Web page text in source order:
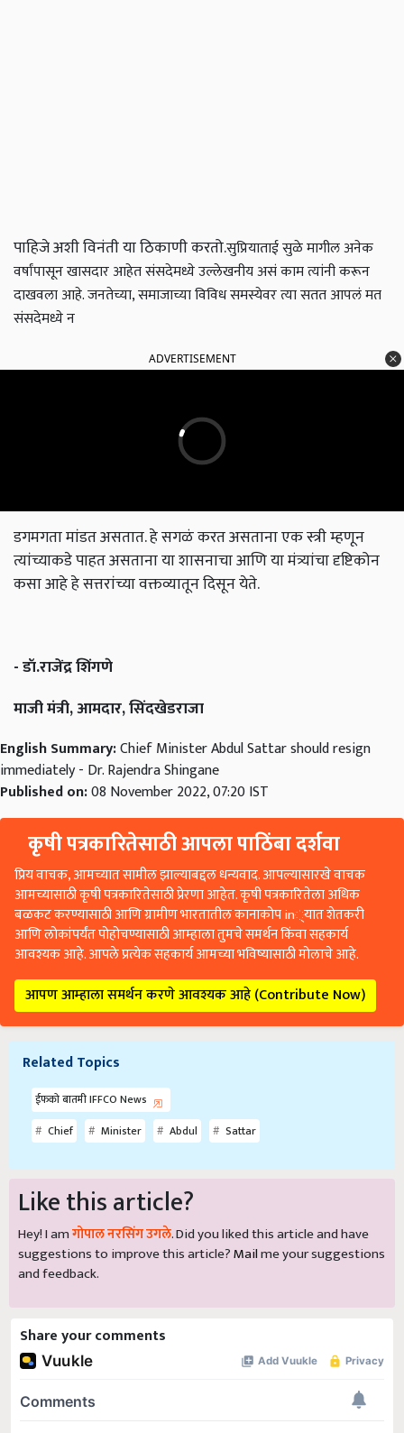
पाहिजे अशी विनंती या ठिकाणी करतो.सुप्रियाताई सुळे मागील अनेक
वर्षांपासून खासदार आहेत संसदेमध्ये उल्लेखनीय असं काम त्यांनी करून
दाखवला आहे. जनतेच्या, समाजाच्या विविध समस्येवर त्या सतत आपलं मत
संसदेमध्ये न
ADVERTISEMENT
डगमगता मांडत असतात. हे सगळं करत असताना एक स्त्री म्हणून
त्यांच्याकडे पाहत असताना या शासनाचा आणि या मंत्र्यांचा दृष्टिकोन
कसा आहे हे सत्तरांच्या वक्तव्यातून दिसून येते.
- डॉ.राजेंद्र शिंगणे
माजी मंत्री, आमदार, सिंदखेडराजा
English Summary:Chief Minister Abdul Sattar should resign
immediately - Dr. Rajendra Shingane
Published on:08 November 2022, 07:20 IST
कृषी पत्रकारितेसाठी आपला पाठिंबा दर्शवा
प्रिय वाचक, आमच्यात सामील झाल्याबद्दल धन्यवाद. आपल्यासारखे वाचक
आमच्यासाठी कृषी पत्रकारितेसाठी प्रेरणा आहेत. कृषी पत्रकारितेला अधिक
बळकट करण्यासाठी आणि ग्रामीण भारतातील कानाकोप in्यात शेतकरी
आणि लोकांपर्यंत पोहोचण्यासाठी आम्हाला तुमचे समर्थन किंवा सहकार्य
आवश्यक आहे. आपले प्रत्येक सहकार्य आमच्या भविष्यासाठी मोलाचे आहे.
आपण आम्हाला समर्थन करणे आवश्यक आहे (Contribute Now)
Related Topics
ईफको बातमी IFFCO News
Chief
Minister Abdul Sattar
Like this article?
Hey! I amगोपाल नरसिंग उगले. Did you liked this article and have
suggestions to improve this article?Mailme your suggestions
and feedback.
Share your comments